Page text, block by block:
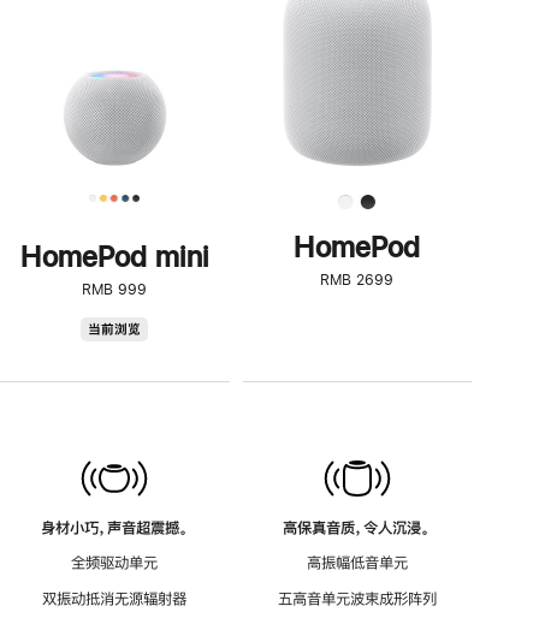
HomePod mini
RMB 999
当前浏览
身材小巧，声音超震撼。
全频驱动单元
双振动抵消无源辐射器
了
解
HomePod<
HomePod
RMB 2699
高保真音质，令人沉浸。
高振幅低音单元
五高音单元波束成形阵列